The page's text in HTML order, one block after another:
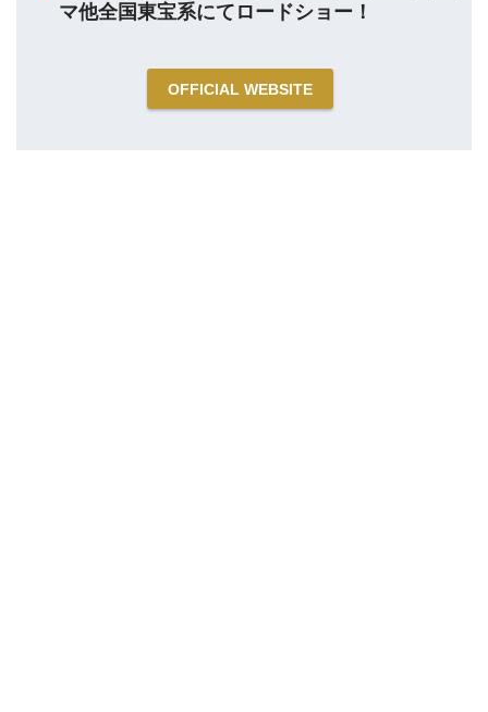
マ他全国東宝系にてロードショー！
OFFICIAL WEBSITE